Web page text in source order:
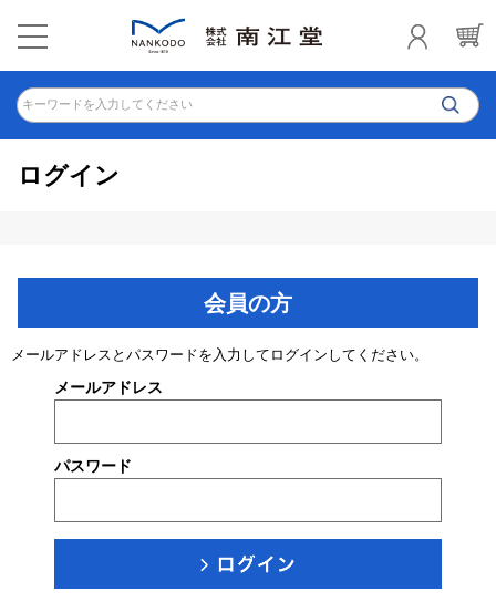
キーワードを入力してください
ログイン
会員の方
メールアドレスとパスワードを入力してログインしてください。
メールアドレス
パスワード